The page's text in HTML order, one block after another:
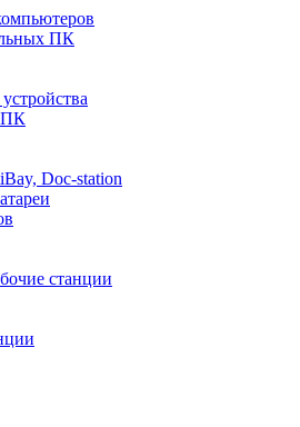
ПК
ПК
Doc-station
станции